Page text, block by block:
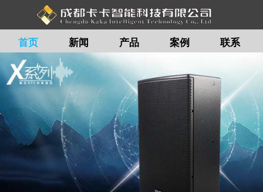
首页 新闻 产品 案例 联系
留言